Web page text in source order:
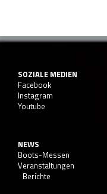
SOZIALE MEDIEN
Facebook
Instagram
Youtube
NEWS
Boots-Messen
Veranstaltungen
Berichte